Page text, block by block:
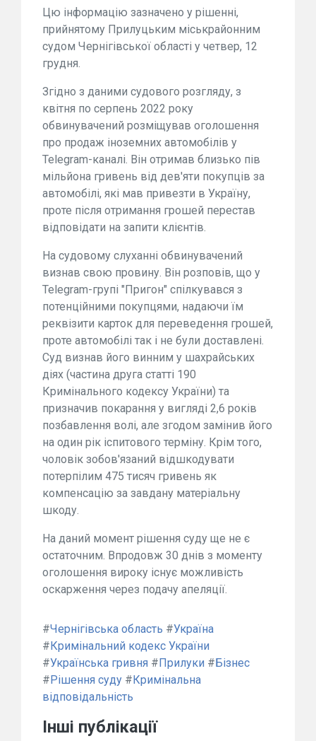
Цю інформацію зазначено у рішенні,
прийнятому Прилуцьким міськрайонним
судом Чернігівської області у четвер, 12
грудня.
Згідно з даними судового розгляду, з
квітня по серпень 2022 року
обвинувачений розміщував оголошення
про продаж іноземних автомобілів у
Telegram-каналі. Він отримав близько пів
мільйона гривень від дев'яти покупців за
автомобілі, які мав привезти в Україну,
проте після отримання грошей перестав
відповідати на запити клієнтів.
На судовому слуханні обвинувачений
визнав свою провину. Він розповів, що у
Telegram-групі "Пригон" спілкувався з
потенційними покупцями, надаючи їм
реквізити карток для переведення грошей,
проте автомобілі так і не були доставлені.
Суд визнав його винним у шахрайських
діях (частина друга статті 190
Кримінального кодексу України) та
призначив покарання у вигляді 2,6 років
позбавлення волі, але згодом замінив його
на один рік іспитового терміну. Крім того,
чоловік зобов'язаний відшкодувати
потерпілим 475 тисяч гривень як
компенсацію за завдану матеріальну
шкоду.
На даний момент рішення суду ще не є
остаточним. Впродовж 30 днів з моменту
оголошення вироку існує можливість
оскарження через подачу апеляції.
#Чернігівська область #Україна
#Кримінальний кодекс України
#Українська гривня #Прилуки #Бізнес
#Рішення суду #Кримінальна
відповідальність
Інші публікації